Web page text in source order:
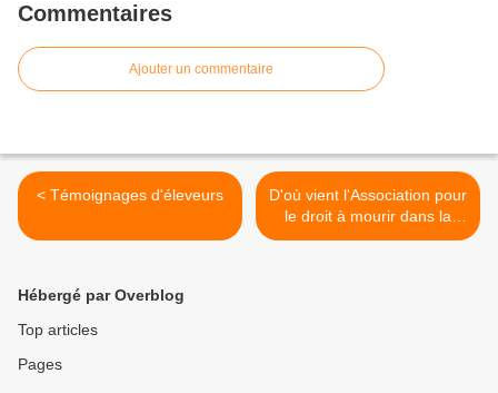
Commentaires
Ajouter un commentaire
< Témoignages d'éleveurs
D'où vient l'Association pour
le droit à mourir dans la
dignité ? >
Hébergé par Overblog
Top articles
Pages